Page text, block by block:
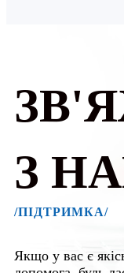
З
/ПІДТРИМКА/
Якщо у вас є